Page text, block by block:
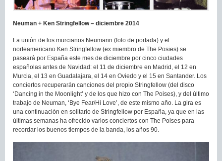
Neuman + Ken Stringfellow – diciembre 2014
La unión de los murcianos Neumann (foto de portada) y el
norteamericano Ken Stringfellow (ex miembro de The Posies) se
paseará por España este mes de diciembre por cinco ciudades
españolas antes de Navidad: el 11 de diciembre en Madrid, el 12 en
Murcia, el 13 en Guadalajara, el 14 en Oviedo y el 15 en Santander. Los
conciertos recuperarán canciones del propio Stringfellow (del disco
‘Dancing in the Moonlight’ y de los que hizo con The Poises), y del último
trabajo de Neuman, ‘Bye Fear/Hi Love’, de este mismo año. La gira es
una continuación en solitario de Stringfellow por España, ya que en las
últimas semanas ha ofrecido varios conciertos con The Poises para
recordar los buenos tiempos de la banda, los años 90.